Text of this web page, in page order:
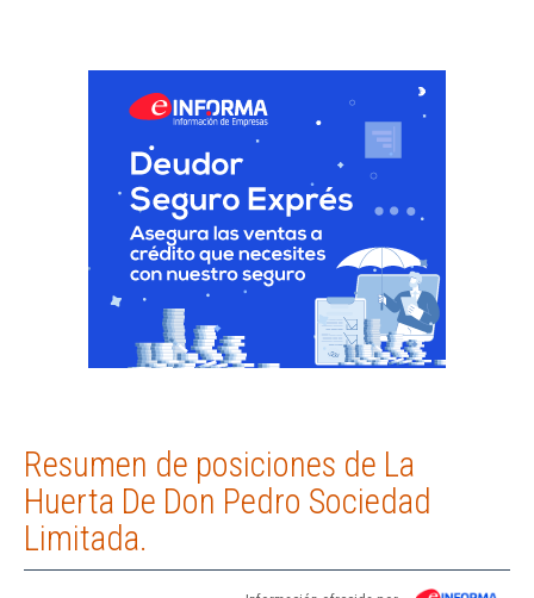
Resumen de posiciones de La
Huerta De Don Pedro Sociedad
Limitada.